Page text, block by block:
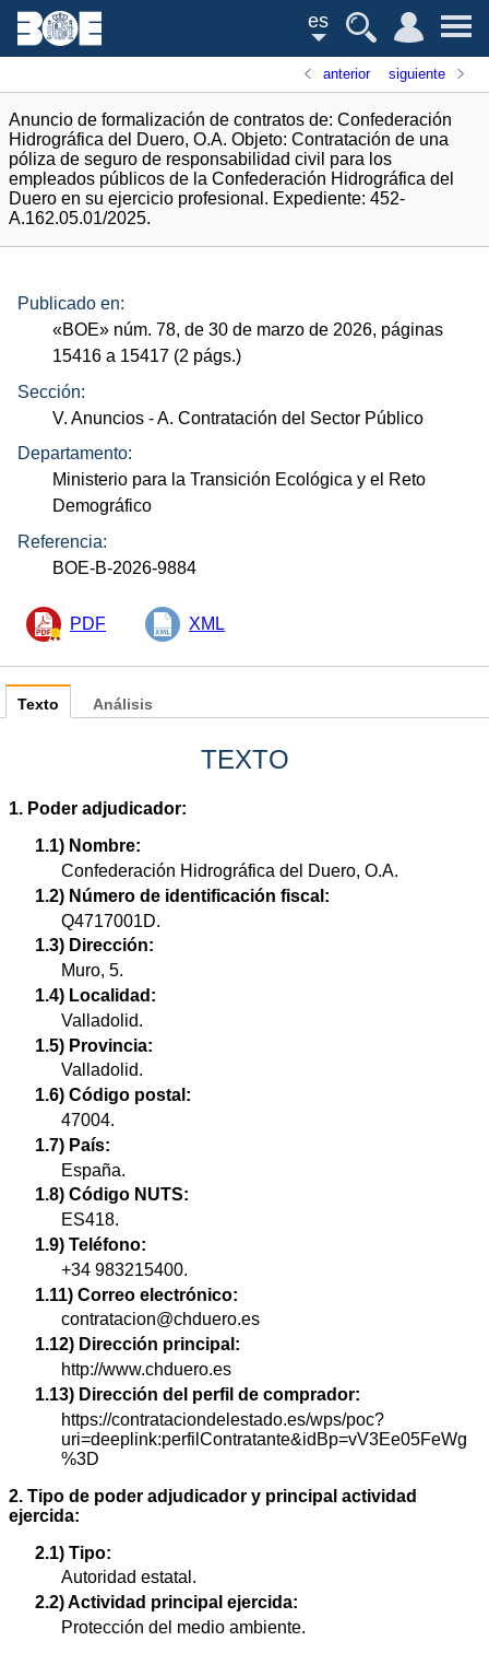
es
anterior siguiente
Anuncio de formalización de contratos de: Confederación
Hidrográfica del Duero, O.A. Objeto: Contratación de una
póliza de seguro de responsabilidad civil para los
empleados públicos de la Confederación Hidrográfica del
Duero en su ejercicio profesional. Expediente: 452-
A.162.05.01/2025.
Publicado en:
«BOE» núm. 78, de 30 de marzo de 2026, páginas
15416 a 15417 (2 págs.)
Sección:
V. Anuncios - A. Contratación del Sector Público
Departamento:
Ministerio para la Transición Ecológica y el Reto
Demográfico
Referencia:
BOE-B-2026-9884
PDF XML
Texto
TEXTO
1. Poder adjudicador:
1.1) Nombre:
Confederación Hidrográfica del Duero, O.A.
1.2) Número de identificación fiscal:
Q4717001D.
1.3) Dirección:
Muro, 5.
1.4) Localidad:
Valladolid.
1.5) Provincia:
Valladolid.
1.6) Código postal:
47004.
1.7) País:
España.
1.8) Código NUTS:
ES418.
1.9) Teléfono:
+34 983215400.
1.11) Correo electrónico:
contratacion@chduero.es
1.12) Dirección principal:
http://www.chduero.es
1.13) Dirección del perfil de comprador:
https://contrataciondelestado.es/wps/poc?
uri=deeplink:perfilContratante&idBp=vV3Ee05FeWg
%3D
2. Tipo de poder adjudicador y principal actividad
ejercida:
2.1) Tipo:
Autoridad estatal.
2.2) Actividad principal ejercida:
Protección del medio ambiente.
Análisis